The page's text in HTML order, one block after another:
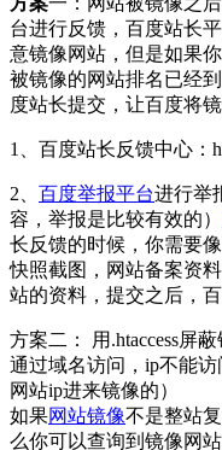
台进行反馈，百度站长
意镜像网站，但是如果
被镜像的网站排名已经
度站长提交，让百度将
1、百度站长反馈中心：
2、 百度举报平台进行举
容，举报是比较有效的）
长反馈的时候，你需要
快照截图，网站备案资
站的资料，提交之后，
方案二： 用.htaccess屏
通过域名访问，ip不能
网站ip进来镜像的）
如果网站镜像不是整站
么你可以查询到镜像网